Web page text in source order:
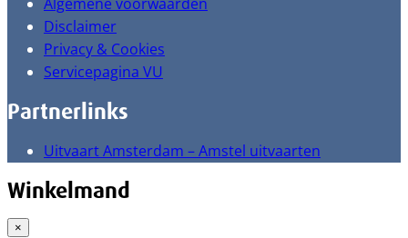
Disclaimer
Privacy & Cookies
Servicepagina VU
Partnerlinks
Uitvaart Amsterdam – Amstel uitvaarten
Winkelmand
×